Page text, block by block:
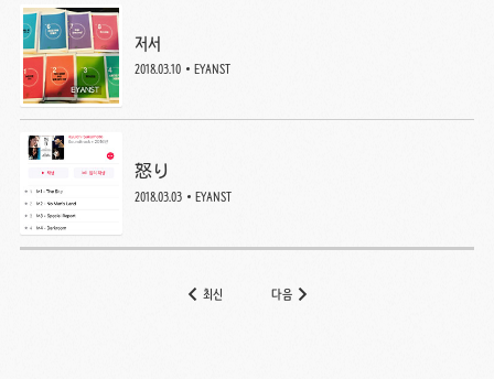
저서
2018.03.10 EYANST
怒り
2018.03.03 EYANST
최신 다음